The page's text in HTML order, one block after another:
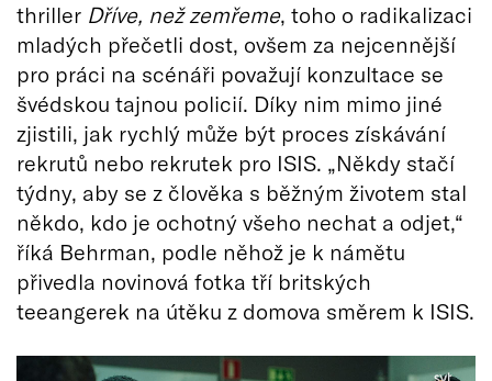
thriller Dříve, než zemřeme, toho o radikalizaci
mladých přečetli dost, ovšem za nejcennější
pro práci na scénáři považují konzultace se
švédskou tajnou policií. Díky nim mimo jiné
zjistili, jak rychlý může být proces získávání
rekrutů nebo rekrutek pro ISIS. „Někdy stačí
týdny, aby se z člověka s běžným životem stal
někdo, kdo je ochotný všeho nechat a odjet,“
říká Behrman, podle něhož je k námětu
přivedla novinová fotka tří britských
teeangerek na útěku z domova směrem k ISIS.